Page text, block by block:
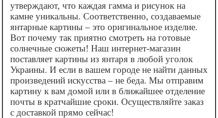
утверждают, что каждая гамма и рисунок на
камне уникальны. Соответственно, создаваемые
янтарные картины – это оригинальное изделие.
Вот почему так приятно смотреть на готовые
солнечные сюжеты! Наш интернет-магазин
поставляет картины из янтаря в любой уголок
Украины. И если в вашем городе не найти данных
произведений искусства – не беда. Мы отправим
картину к вам домой или в ближайшее отделение
почты в кратчайшие сроки. Осуществляйте заказ
с доставкой прямо сейчас!